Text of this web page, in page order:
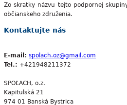
Zo skratky názvu tejto podpornej
občianskeho združenia.
Kontaktujte nás
E-mail: spolach.oz@gmail.com
Tel.: +421948211372
SPOĽACH, o.z.
Kapitulská 21
974 01 Banská Bystrica